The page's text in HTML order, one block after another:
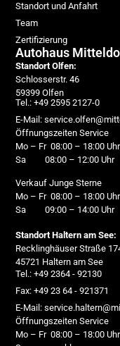
Standort und Anfahrt
Team
Zertifizierung
Autohaus
Standort Olfen:
Schlosserstr. 46
59399 Olfen
Tel.: +49 2595 2127-0
E-Mail:
Öffnungszeiten Service
Mo – Fr 08:00 – 18:00 Uhr
Sa 08:00 – 12:00 Uhr
Verkauf Junge Sterne
Mo – Fr 08:00 – 18:00 Uhr
Sa 09:00 – 14:00 Uhr
Standort Haltern am See:
Recklinghäuser Straße
45721 Haltern am See
Tel.: +49 2364 - 92130
Fax: +49 23 64 - 921371
E-Mail:
Öffnungszeiten Service
Mo – Fr 08:00 – 18:00 Uhr